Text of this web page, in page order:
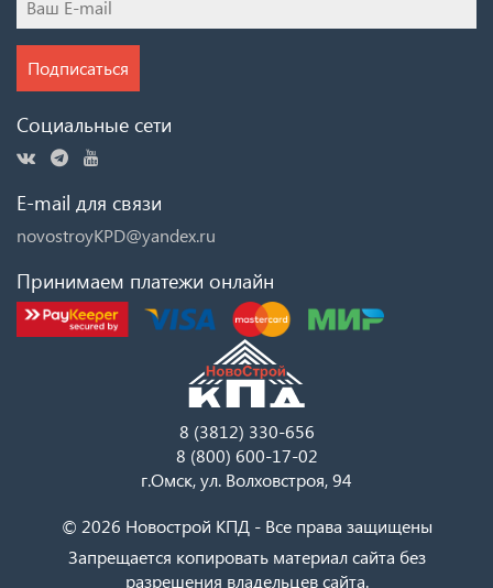
Подписаться
Социальные сети
E-mail для связи
novostroyKPD@yandex.ru
Принимаем платежи онлайн
8 (3812) 330-656
8 (800) 600-17-02
г.Омск, ул. Волховстроя, 94
© 2026 Новострой КПД - Все права защищены
Запрещается копировать материал сайта без
разрешения владельцев сайта.